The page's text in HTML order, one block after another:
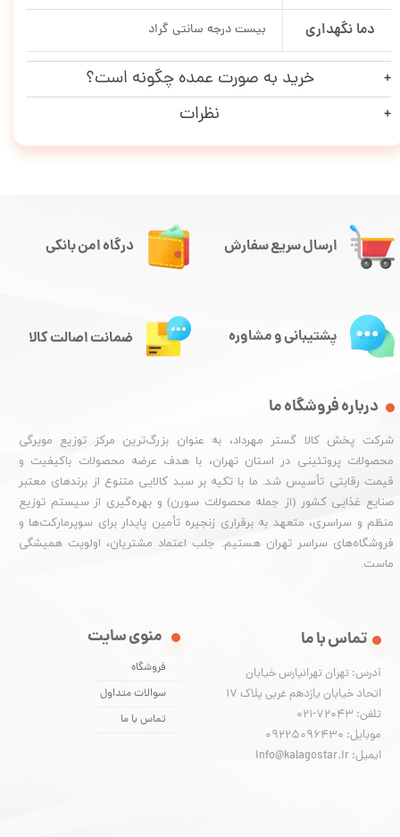
دما نگهداری بیست درجه سانتی گراد
خرید به صورت عمده چگونه است؟
نظرات
ارسال سریع سفارش
درباره فروشگاه ما
شرکت پخش کالا گستر مهرداد، به عنوان بزرگ‌ترین مرکز توزیع مویرگی
محصولات پروتئینی در استان تهران، با هدف عرضه محصولات باکیفیت و
قیمت رقابتی تأسیس شد. ما با تکیه بر سبد کالایی متنوع از برندهای معتبر
صنایع غذایی کشور (از جمله محصولات سورن) و بهره‌گیری از سیستم توزیع
منظم و سراسری، متعهد به برقراری زنجیره تأمین پایدار برای سوپرمارکت‌ها و
فروشگاه‌های سراسر تهران هستیم. جلب اعتماد مشتریان، اولویت همیشگی
ماست.
منوی سایت
فروشگاه
سوالات متداول
تماس با ما
تماس با ما
آدرس: تهران تهرانپارس خیابان
اتحاد خیابان یازدهم غربی پلاک ۱۷
تلفن: 72043-021
موبایل: 09225096430
ایمیل: info@kalagostar.ir
درگاه امن بانکی
پشتیبانی و مشاوره ضمانت اصالت کالا